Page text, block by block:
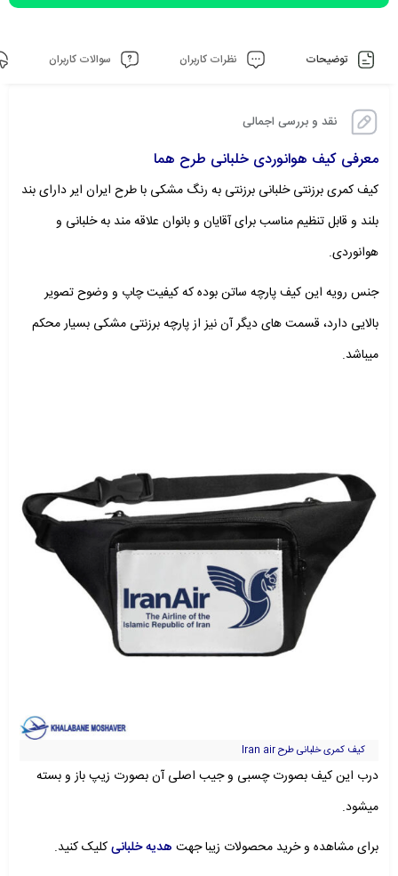
توضیحات نظرات کاربران سوالات کاربران
نقد و بررسی اجمالی
معرفی کیف هوانوردی خلبانی طرح هما
کیف کمری برزنتی خلبانی برزنتی به رنگ مشکی با طرح ایران ایر دارای بند
بلند و قابل تنظیم مناسب برای آقایان و بانوان علاقه مند به خلبانی و
هوانوردی.
جنس رویه این کیف پارچه ساتن بوده که کیفیت چاپ و وضوح تصویر
بالایی دارد، قسمت های دیگر آن نیز از پارچه برزنتی مشکی بسیار محکم
میباشد.
کیف کمری خلبانی طرح Iran air
درب این کیف بصورت چسبی و جیب اصلی آن بصورت زیپ باز و بسته
میشود.
برای مشاهده و خرید محصولات زیبا جهت هدیه خلبانیکلیک کنید.